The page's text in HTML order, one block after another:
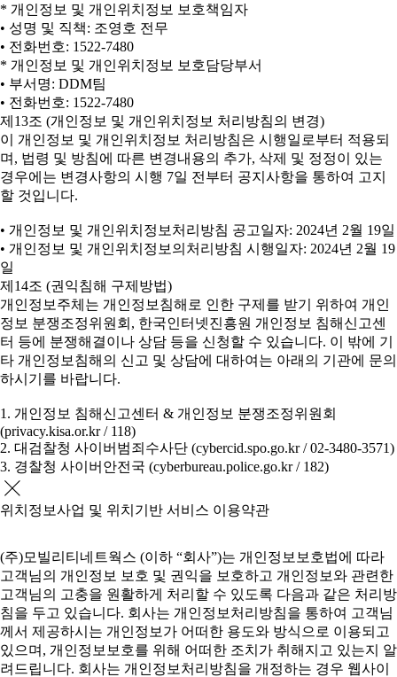
* 개인정보 및 개인위치정보 보호책임자
• 성명 및 직책: 조영호 전무
• 전화번호: 1522-7480
* 개인정보 및 개인위치정보 보호담당부서
• 부서명: DDM팀
• 전화번호: 1522-7480
제13조 (개인정보 및 개인위치정보 처리방침의 변경)
이 개인정보 및 개인위치정보 처리방침은 시행일로부터 적용되
며, 법령 및 방침에 따른 변경내용의 추가, 삭제 및 정정이 있는
경우에는 변경사항의 시행 7일 전부터 공지사항을 통하여 고지
할 것입니다.
• 개인정보 및 개인위치정보처리방침 공고일자: 2024년 2월 19일
• 개인정보 및 개인위치정보의처리방침 시행일자: 2024년 2월 19
일
제14조 (권익침해 구제방법)
개인정보주체는 개인정보침해로 인한 구제를 받기 위하여 개인
정보 분쟁조정위원회, 한국인터넷진흥원 개인정보 침해신고센
터 등에 분쟁해결이나 상담 등을 신청할 수 있습니다. 이 밖에 기
타 개인정보침해의 신고 및 상담에 대하여는 아래의 기관에 문의
하시기를 바랍니다.
1. 개인정보 침해신고센터 & 개인정보 분쟁조정위원회
(privacy.kisa.or.kr / 118)
2. 대검찰청 사이버범죄수사단 (cybercid.spo.go.kr / 02-3480-3571)
3. 경찰청 사이버안전국 (cyberbureau.police.go.kr / 182)
위치정보사업 및 위치기반 서비스 이용약관
(주)모빌리티네트웍스 (이하 “회사”)는 개인정보보호법에 따라
고객님의 개인정보 보호 및 권익을 보호하고 개인정보와 관련한
고객님의 고충을 원활하게 처리할 수 있도록 다음과 같은 처리방
침을 두고 있습니다. 회사는 개인정보처리방침을 통하여 고객님
께서 제공하시는 개인정보가 어떠한 용도와 방식으로 이용되고
있으며, 개인정보보호를 위해 어떠한 조치가 취해지고 있는지 알
려드립니다. 회사는 개인정보처리방침을 개정하는 경우 웹사이